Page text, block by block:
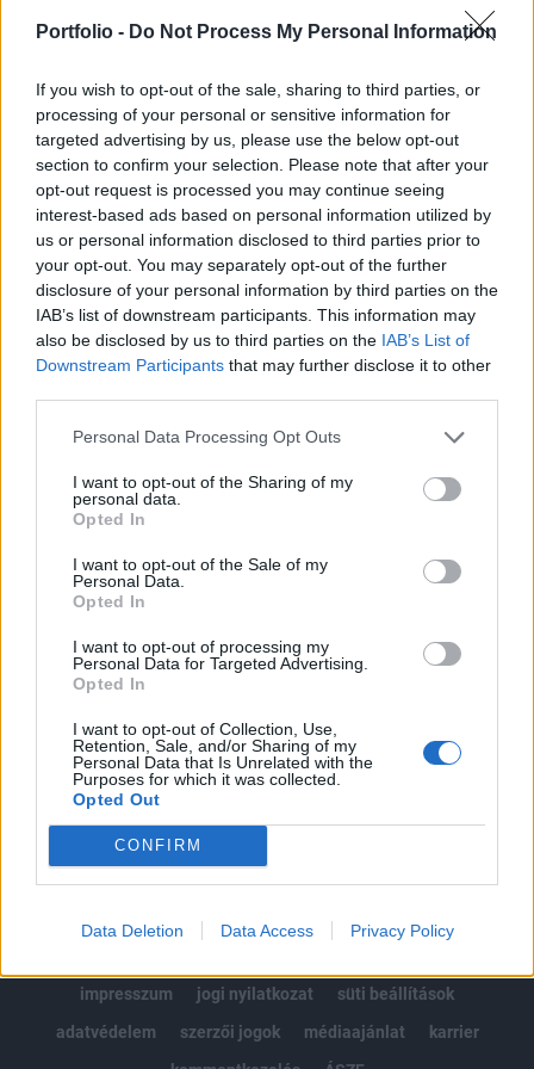
Portfolio - Do Not Process My Personal Information
If you wish to opt-out of the sale, sharing to third parties, or
processing of your personal or sensitive information for
targeted advertising by us, please use the below opt-out
section to confirm your selection. Please note that after your
opt-out request is processed you may continue seeing
interest-based ads based on personal information utilized by
us or personal information disclosed to third parties prior to
your opt-out. You may separately opt-out of the further
disclosure of your personal information by third parties on the
IAB’s list of downstream participants. This information may
also be disclosed by us to third parties on the IAB’s List of
Downstream Participants that may further disclose it to other
Personal Data Processing Opt Outs
I want to opt-out of the Sharing of my
personal data.
Opted In
I want to opt-out of the Sale of my
Personal Data.
Opted In
I want to opt-out of processing my
Personal Data for Targeted Advertising.
Opted In
I want to opt-out of Collection, Use,
Retention, Sale, and/or Sharing of my
Personal Data that Is Unrelated with the
Purposes for which it was collected.
Opted Out
CONFIRM
Data Deletion Data Access Privacy Policy
vezérigazgatójával, dr. Tóth Péterrel
PHYLAXIAReal-time árfolyamInformációs panel"A
visszaesésnek semmiféle fundamentális alapja nincs, sőt
a bábolnai üzemavatás új értéket teremtett a társaság és a
részvényesek számára, melyből következően egy
tisztességes árfolyam-emelkedés lett volna reális. Az
árfolyam-esés okainak vizsgálata nem tartozik
hatáskörünkbe." - áll a közleményben. A társaság
közleményéből...
A keresett cikk a portfolio.hu hírarchívumához
regisztrációhoz kötött.
Az előfizetés a következőket tartalmazza:
Portfolio.hu teljes cikkarchívum
Kötéslisták: BÉT elmúlt 2 év napon belüli
MÁR ELŐFIZETŐNK VAGY?BEJELENTKEZÉS
impresszum
jogi nyilatkozat
süti beállítások
adatvédelem
szerzői jogok médiaajánlat
karrier